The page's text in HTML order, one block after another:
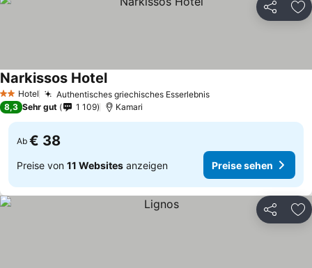
Teilen
2 Sterne
Hotel Authentisches griechisches Esserlebnis
Narkissos Hotel
8,3 Sehr gut 1 109 Kamari
Ab € 38
Preise von 11 Websites anzeigen Preise sehen
Teilen